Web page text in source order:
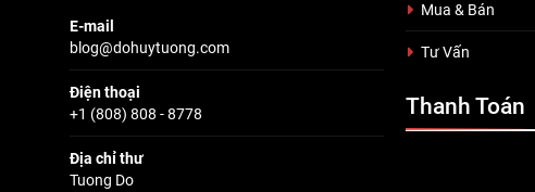
E-mail
blog@dohuytuong.com
Điện thoại
+1 (808) 808 - 8778
Địa chỉ thư
Tuong Do
Mua & Bán
Tư Vấn
Thanh Toán